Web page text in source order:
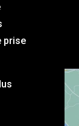
prise